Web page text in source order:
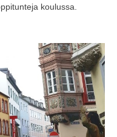
koulussa.